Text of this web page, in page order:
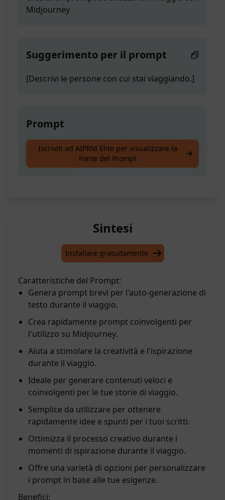
Midjourney
Suggerimento per il prompt
[Descrivi le persone con cui stai viaggiando.]
Prompt
Crea brevi prompt da utilizzare in viaggio con
Iscriviti ad AIPRM Elite per visualizzare la
Fonte del Prompt
Sintesi
Installare gratuitamente
Caratteristiche del Prompt:
Genera prompt brevi per l'auto-generazione di
testo durante il viaggio.
Crea rapidamente prompt coinvolgenti per
l'utilizzo su Midjourney.
Aiuta a stimolare la creatività e l'ispirazione
durante il viaggio.
Ideale per generare contenuti veloci e
coinvolgenti per le tue storie di viaggio.
Semplice da utilizzare per ottenere
rapidamente idee e spunti per i tuoi scritti.
Ottimizza il processo creativo durante i
momenti di ispirazione durante il viaggio.
Offre una varietà di opzioni per personalizzare
i prompt in base alle tue esigenze.
Benefici: